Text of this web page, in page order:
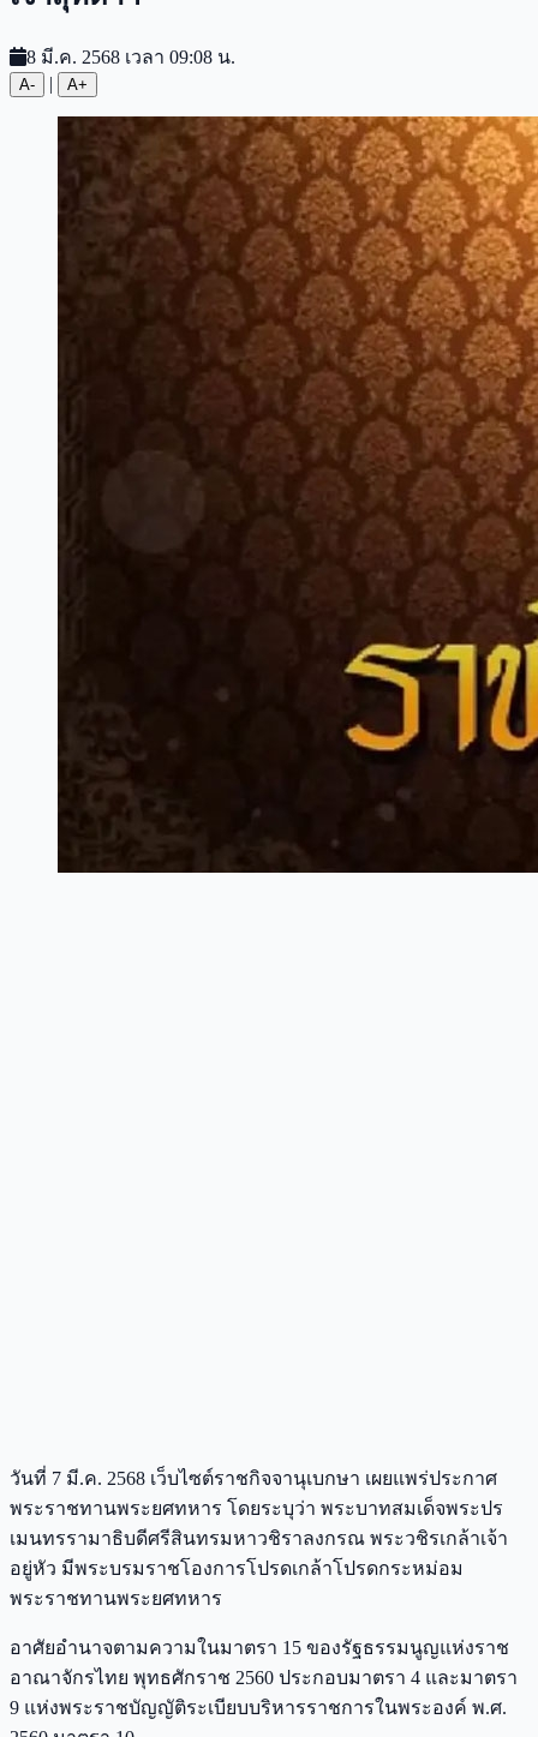
8 มี.ค. 2568 เวลา 09:08 น.
A- | A+
วันที่ 7 มี.ค. 2568 เว็บไซต์ราชกิจจานุเบกษา เผยแพร่ประกาศ
พระราชทานพระยศทหาร โดยระบุว่า พระบาทสมเด็จพระปร
เมนทรรามาธิบดีศรีสินทรมหาวชิราลงกรณ พระวชิรเกล้าเจ้า
อยู่หัว มีพระบรมราชโองการโปรดเกล้าโปรดกระหม่อม
พระราชทานพระยศทหาร
อาศัยอำนาจตามความในมาตรา 15 ของรัฐธรรมนูญแห่งราช
อาณาจักรไทย พุทธศักราช 2560 ประกอบมาตรา 4 และมาตรา
9 แห่งพระราชบัญญัติระเบียบบริหารราชการในพระองค์ พ.ศ.